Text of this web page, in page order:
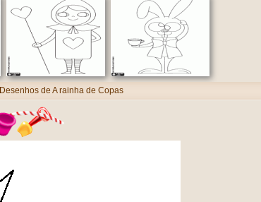
Desenhos de A rainha de Copas